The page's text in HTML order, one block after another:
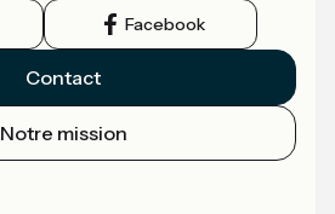
Facebook
Contact
Notre mission